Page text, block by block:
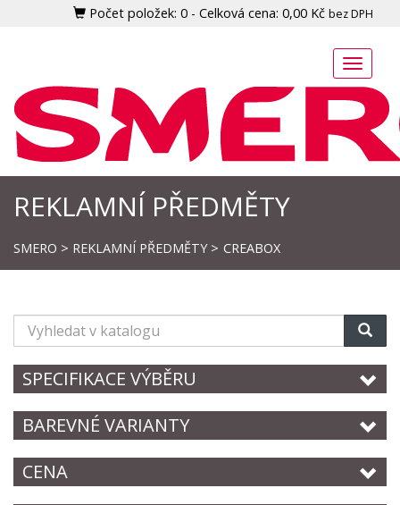
Počet položek: 0 - Celková cena: 0,00 Kč bez DPH
Toggle
REKLAMNÍ PŘEDMĚTY
SMERO > REKLAMNÍ PŘEDMĚTY> CREABOX
Vyhledat
v
katalogu
SPECIFIKACE VÝBĚRU
BAREVNÉ VARIANTY
CENA